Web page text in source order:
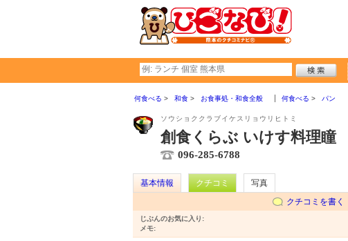
何食べる 和食 お食事処・和食全般 何食べる パン
ソウショククラブイケスリョウリヒトミ
創食くらぶ いけす料理瞳
096-285-6788
基本情報 クチコミ
写真
クチコミを書く
じぶんのお気に入り:
メモ: